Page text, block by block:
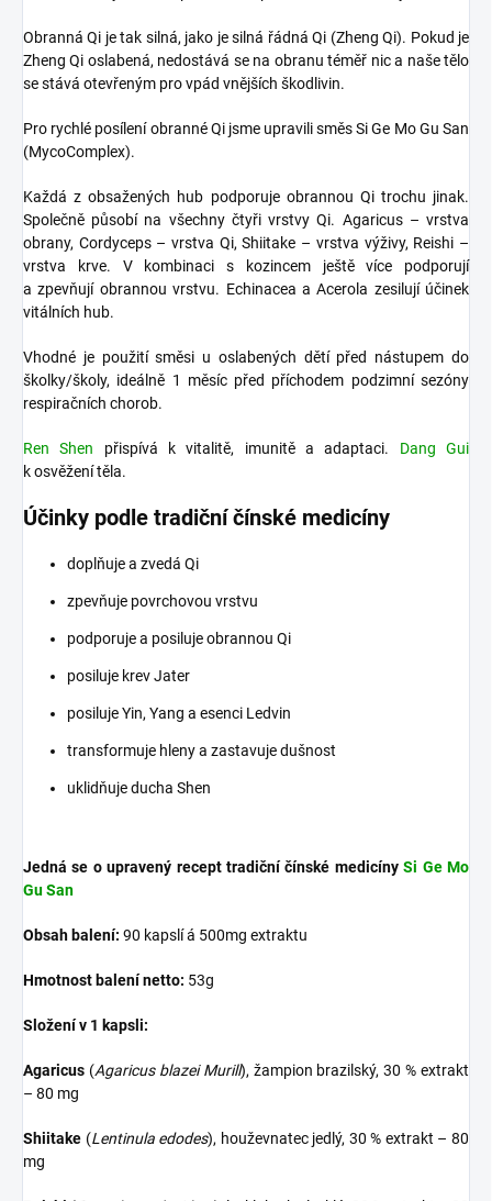
Obranná Qi je tak silná, jako je silná řádná Qi (Zheng Qi). Pokud je
Zheng Qi oslabená, nedostává se na obranu téměř nic a naše tělo
se stává otevřeným pro vpád vnějších škodlivin.
Pro rychlé posílení obranné Qi jsme upravili směs Si Ge Mo Gu San
(MycoComplex).
Každá z obsažených hub podporuje obrannou Qi trochu jinak.
Společně působí na všechny čtyři vrstvy Qi. Agaricus – vrstva
obrany, Cordyceps – vrstva Qi, Shiitake – vrstva výživy, Reishi –
vrstva krve. V kombinaci s kozincem ještě více podporují
a zpevňují obrannou vrstvu. Echinacea a Acerola zesilují účinek
vitálních hub.
Vhodné je použití směsi u oslabených dětí před nástupem do
školky/školy, ideálně 1 měsíc před příchodem podzimní sezóny
respiračních chorob.
Ren Shen přispívá k vitalitě, imunitě a adaptaci. Dang Gui
k osvěžení těla.
Účinky podle tradiční čínské medicíny
doplňuje a zvedá Qi
zpevňuje povrchovou vrstvu
podporuje a posiluje obrannou Qi
posiluje krev Jater
posiluje Yin, Yang a esenci Ledvin
transformuje hleny a zastavuje dušnost
uklidňuje ducha Shen
Jedná se o upravený recept tradiční čínské medicínySi Ge Mo
Gu San
Obsah balení: 90 kapslí á 500mg extraktu
Hmotnost balení netto: 53g
Složení v 1 kapsli:
Agaricus (Agaricus blazei Murill), žampion brazilský, 30 % extrakt
– 80 mg
Shiitake (Lentinula edodes), houževnatec jedlý, 30 % extrakt – 80
mg